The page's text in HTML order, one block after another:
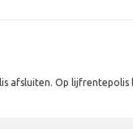
afsluiten. Op lijfrentepolis